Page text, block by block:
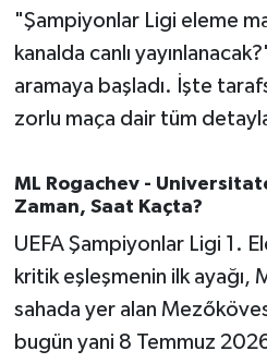
"Şampiyonlar Ligi eleme
kanalda canlı
aramaya başladı. İşte
zorlu maça dair tüm
ML Rogachev -
Zaman, Saat Kaçta?
UEFA Şampiyonlar Ligi 1.
kritik eşleşmenin ilk ayağı,
sahada yer alan
bugün yani 8 Temmuz
OTOMOTİV
Resmi İlanlar
Savaştepe
SEYAHAT
SİYASET